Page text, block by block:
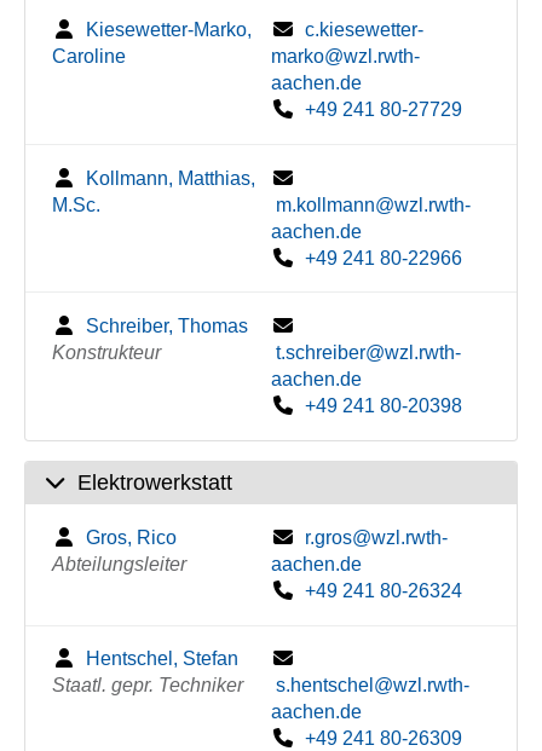
Kiesewetter-Marko,
Caroline
c.kiesewetter-
marko@wzl.rwth-
aachen.de
+49 241 80-27729
Kollmann, Matthias,
M.Sc.
m.kollmann@wzl.rwth-
aachen.de
+49 241 80-22966
Schreiber, Thomas
Konstrukteur
t.schreiber@wzl.rwth-
aachen.de
+49 241 80-20398
Elektrowerkstatt
Gros, Rico
Abteilungsleiter
r.gros@wzl.rwth-
aachen.de
+49 241 80-26324
Hentschel, Stefan
Staatl. gepr. Techniker
s.hentschel@wzl.rwth-
aachen.de
+49 241 80-26309